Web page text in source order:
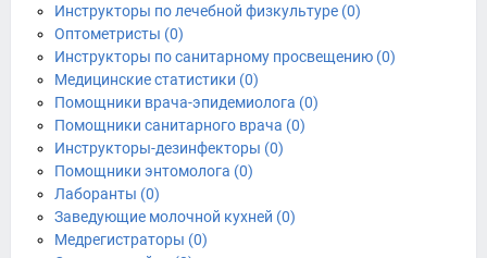
Инструкторы по лечебной физкультуре (0)
Оптометристы (0)
Инструкторы по санитарному просвещению (0)
Медицинские статистики (0)
Помощники врача-эпидемиолога (0)
Помощники санитарного врача (0)
Инструкторы-дезинфекторы (0)
Помощники энтомолога (0)
Лаборанты (0)
Заведующие молочной кухней (0)
Медрегистраторы (0)